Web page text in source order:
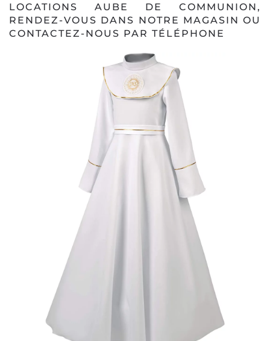
LOCATIONS AUBE DE COMMUNION,
RENDEZ-VOUS DANS NOTRE MAGASIN OU
CONTACTEZ-NOUS PAR TÉLÉPHONE